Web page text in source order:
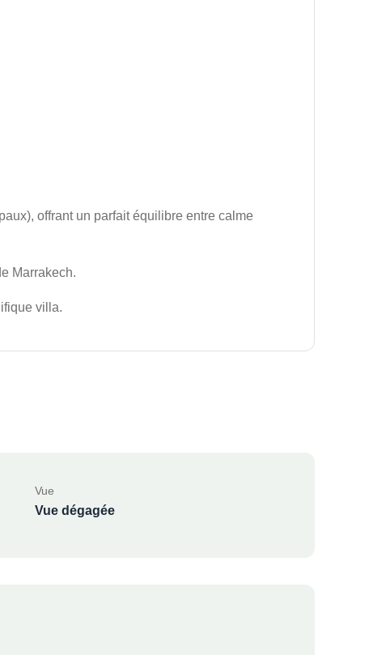
offrant un parfait équilibre entre calme
Marrakech.
villa.
Vue
Vue dégagée